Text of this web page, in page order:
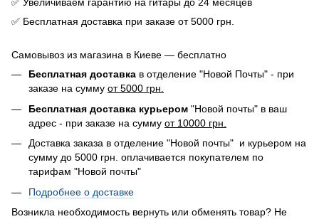
✅ Увеличиваем гарантию на гитары до 24 месяцев
✅ Бесплатная доставка при заказе от 5000 грн.
Самовывоз из магазина в Киеве — бесплатно
Бесплатная доставка в отделение "Новой Почты" - при
заказе на сумму от 5000 грн.
Бесплатная доставка курьером "Новой почты" в ваш
адрес - при заказе на сумму от 10000 грн.
Доставка заказа в отделение "Новой почты" и курьером на
сумму до 5000 грн. оплачивается покупателем по
тарифам "Новой почты"
Подробнее о доставке
Возникла необходимость вернуть или обменять товар? Не